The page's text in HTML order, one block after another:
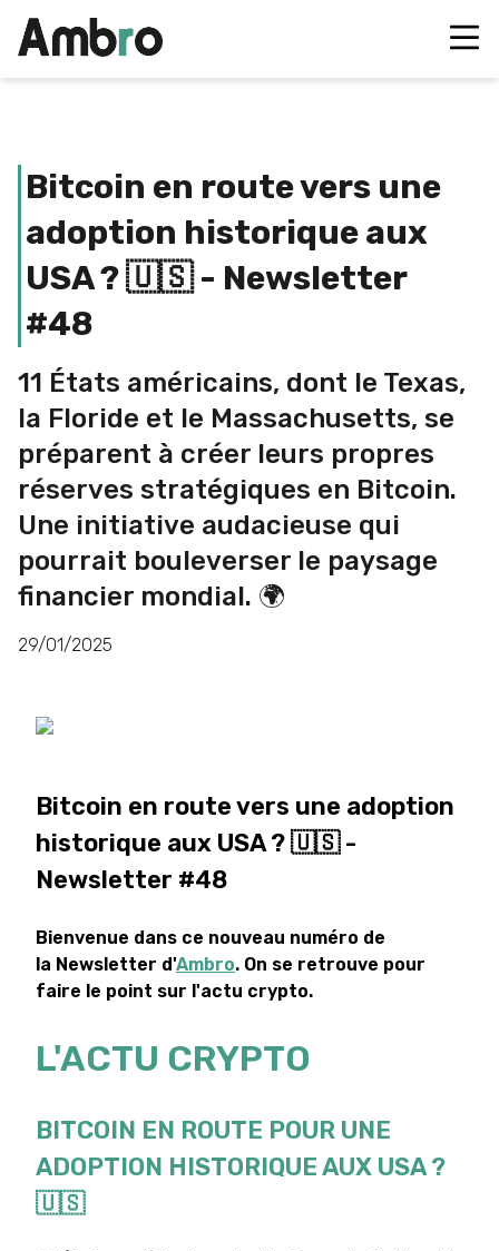
Bitcoin en route vers une
adoption historique aux
USA ? 🇺🇸 - Newsletter
#48
11 États américains, dont le Texas,
la Floride et le Massachusetts, se
préparent à créer leurs propres
réserves stratégiques en Bitcoin.
Une initiative audacieuse qui
pourrait bouleverser le paysage
financier mondial. 🌍
29/01/2025
Bitcoin en route vers une adoption
historique aux USA ? 🇺🇸 -
Newsletter #48
Bienvenue dans ce nouveau numéro de
la Newsletter d'Ambro. On se retrouve pour
faire le point sur l'actu crypto.
L'ACTU CRYPTO
BITCOIN EN ROUTE POUR UNE
ADOPTION HISTORIQUE AUX USA ?
🇺🇸